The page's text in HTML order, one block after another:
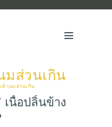
มส่วนเกิน
เต้านมส่วนเกิน
เนื้อปลิ้นข้าง